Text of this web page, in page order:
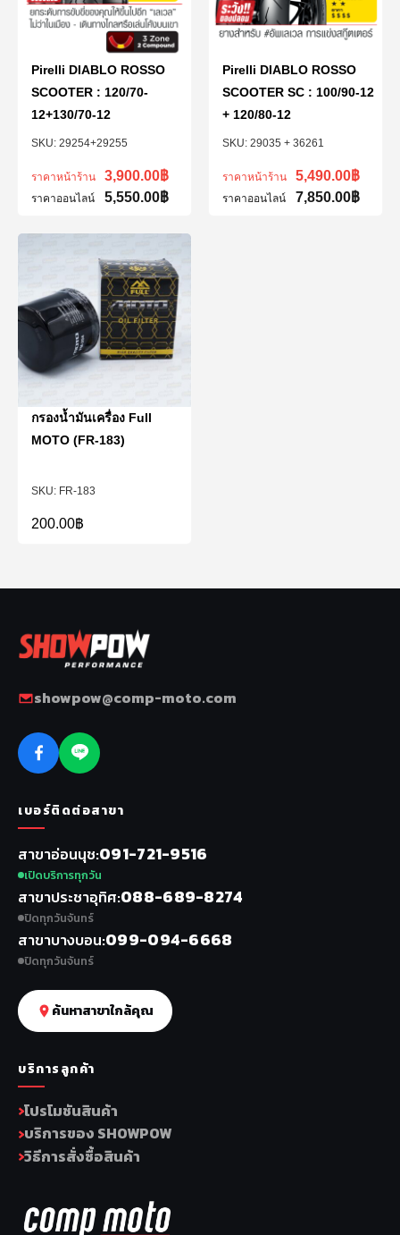
29254+29255
Pirelli DIABLO ROSSO
SCOOTER : 120/70-
12+130/70-12
ราคาหน้าร้าน 3,900.00฿
ราคาออนไลน์ 5,550.00฿
29035 + 36261
Pirelli DIABLO ROSSO
SCOOTER SC : 100/90-12
+ 120/80-12
ราคาหน้าร้าน 5,490.00฿
ราคาออนไลน์ 7,850.00฿
FR-183
กรองน้ำมันเครื่อง Full
MOTO (FR-183)
200.00฿
showpow@comp-moto.com
เบอร์ติดต่อสาขา
สาขาอ่อนนุช 091-721-9516
เปิดบริการทุกวัน
สาขาประชาอุทิศ 088-689-8274
ปิดทุกวันจันทร์
สาขาบางบอน 099-094-6668
ปิดทุกวันจันทร์
ค้นหาสาขาใกล้คุณ
บริการลูกค้า
โปรโมชันสินค้า
บริการของ SHOWPOW
วิธีการสั่งซื้อสินค้า